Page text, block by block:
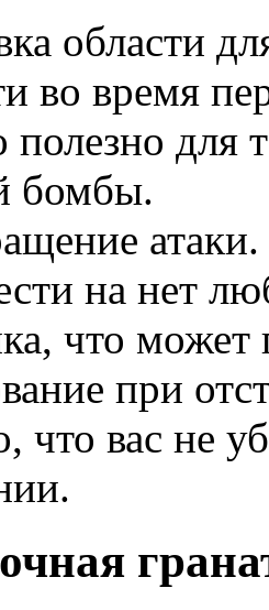
области
во время
для
бомбы.
на нет
что может
при
что вас не